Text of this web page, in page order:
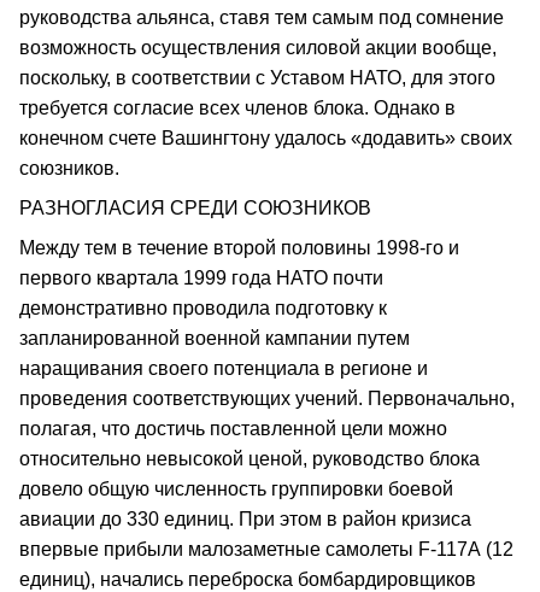
руководства альянса, ставя тем самым под сомнение
возможность осуществления силовой акции вообще,
поскольку, в соответствии с Уставом НАТО, для этого
требуется согласие всех членов блока. Однако в
конечном счете Вашингтону удалось «додавить» своих
союзников.
РАЗНОГЛАСИЯ СРЕДИ СОЮЗНИКОВ
Между тем в течение второй половины 1998-го и
первого квартала 1999 года НАТО почти
демонстративно проводила подготовку к
запланированной военной кампании путем
наращивания своего потенциала в регионе и
проведения соответствующих учений. Первоначально,
полагая, что достичь поставленной цели можно
относительно невысокой ценой, руководство блока
довело общую численность группировки боевой
авиации до 330 единиц. При этом в район кризиса
впервые прибыли малозаметные самолеты F-117А (12
единиц), начались переброска бомбардировщиков